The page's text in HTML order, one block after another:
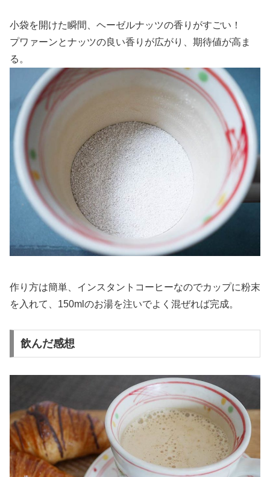
小袋を開けた瞬間、ヘーゼルナッツの香りがすごい！
プワァーンとナッツの良い香りが広がり、期待値が高ま
る。
作り方は簡単、インスタントコーヒーなのでカップに粉末
を入れて、150mlのお湯を注いでよく混ぜれば完成。
飲んだ感想